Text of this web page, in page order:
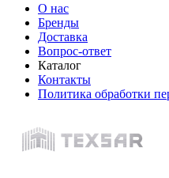
О нас
Бренды
Доставка
Вопрос-ответ
Каталог
Контакты
Политика обработки